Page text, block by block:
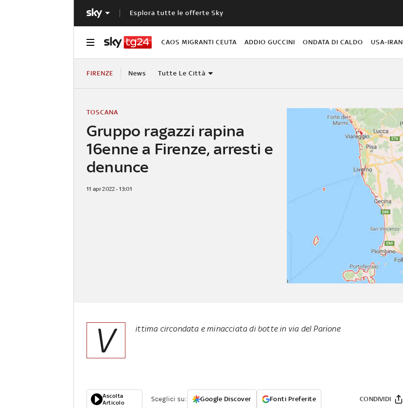
Esplora tutte le offerte Sky
CAOS MIGRANTI CEUTA ADDIO GUCCINI ONDATA DI CALDO USA-IRAN
FIRENZE News Tutte Le Città
Gruppo ragazzi rapina
16enne a Firenze, arresti e
denunce
TOSCANA
11 apr 2022 - 13:01
V ittima circondata e minacciata di botte in via del Parione
Ascolta
Articolo
Sceglici su: Google Discover Fonti Preferite CONDIVIDI